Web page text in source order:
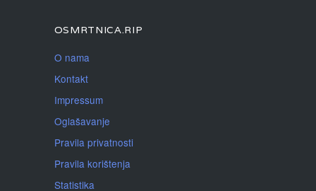
OSMRTNICA.RIP
O nama
Kontakt
Impressum
Oglašavanje
Pravila privatnosti
Pravila korištenja
Statistika